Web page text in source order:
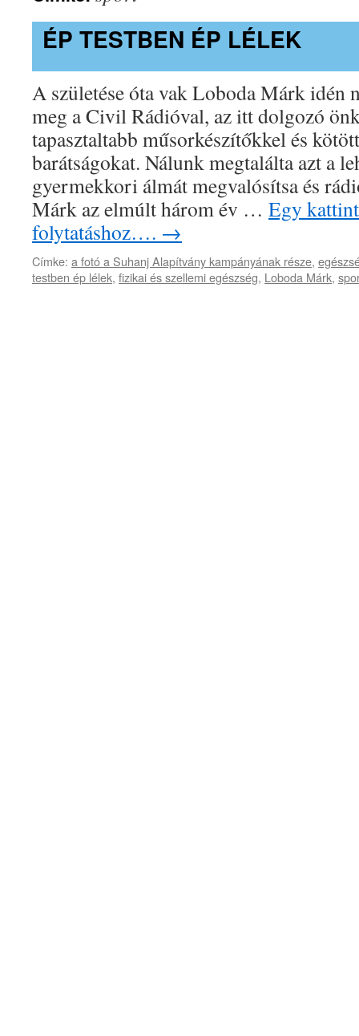
ÉP TESTBEN ÉP LÉLEK
A születése óta vak Loboda Márk idén
meg a Civil Rádióval, az itt dolgozó
tapasztaltabb műsorkészítőkkel és
barátságokat. Nálunk megtalálta azt a
gyermekkori álmát megvalósítsa és
Márk az elmúlt három év … Egy
folytatáshoz…. →
Címke: a fotó a Suhanj Alapítvány kampányának része,
testben ép lélek, fizikai és szellemi egészség, Loboda Márk,